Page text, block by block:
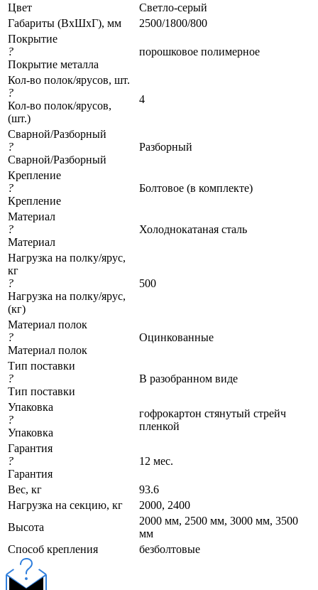
Цвет
Светло-серый
Габариты (ВхШхГ), мм
2500/1800/800
Покрытие
?
Покрытие металла
порошковое полимерное
Кол-во полок/ярусов, шт.
?
Кол-во полок/ярусов,
(шт.)
4
Сварной/Разборный
?
Сварной/Разборный
Разборный
Крепление
?
Крепление
Болтовое (в комплекте)
Материал
?
Материал
Холоднокатаная сталь
Нагрузка на полку/ярус,
кг
?
Нагрузка на полку/ярус,
(кг)
500
Материал полок
?
Материал полок
Оцинкованные
Тип поставки
?
Тип поставки
В разобранном виде
Упаковка
?
Упаковка
гофрокартон стянутый стрейч
пленкой
Гарантия
?
Гарантия
12 мес.
Вес, кг
93.6
Нагрузка на секцию, кг
2000, 2400
Высота
2000 мм, 2500 мм, 3000 мм, 3500
мм
Cпособ крепления
безболтовые